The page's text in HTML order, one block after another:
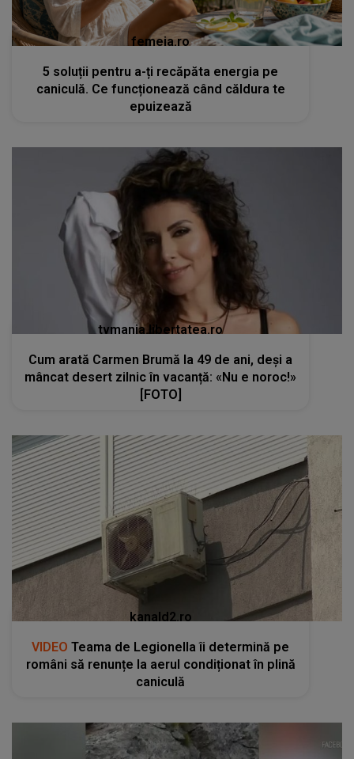
femeia.ro
5 soluții pentru a-ți recăpăta energia pe
caniculă. Ce funcționează când căldura te
epuizează
tvmania.libertatea.ro
Cum arată Carmen Brumă la 49 de ani, deși a
mâncat desert zilnic în vacanță: «Nu e noroc!»
[FOTO]
kanald2.ro
VIDEO Teama de Legionella îi determină pe
români să renunțe la aerul condiționat în plină
caniculă